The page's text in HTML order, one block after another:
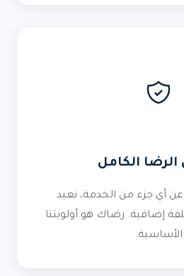
الكامل
عن أي جزء من الخدمة، نعيد
إضافية. رضاك هو أولويتنا
الأساسية.